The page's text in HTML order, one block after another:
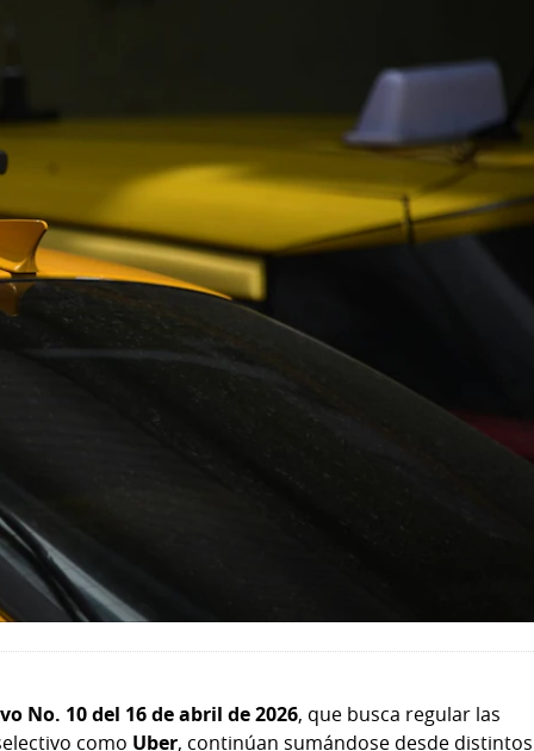
No. 10 del 16 de abril de 2026, que busca regular las
como Uber, continúan sumándose desde distintos